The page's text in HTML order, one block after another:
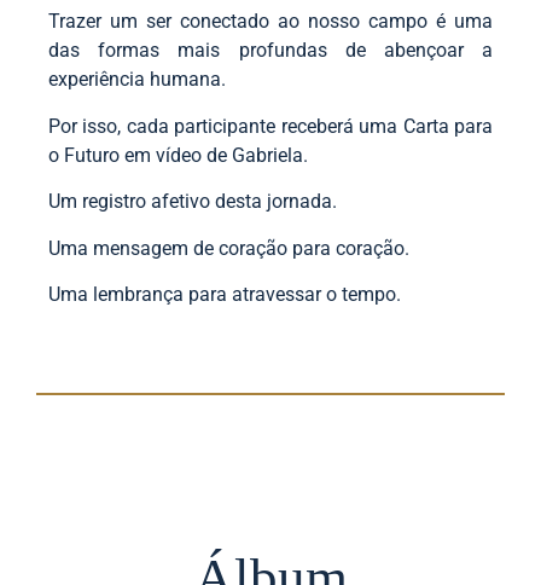
Trazer um ser conectado ao nosso campo é uma
das formas mais profundas de abençoar a
experiência humana.
Por isso, cada participante receberá uma Carta para
o Futuro em vídeo de Gabriela.
Um registro afetivo desta jornada.
Uma mensagem de coração para coração.
Uma lembrança para atravessar o tempo.